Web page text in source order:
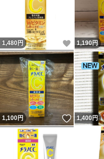
1,480 円 いいね！
1,190円
1,100円 いいね！
1,400 円